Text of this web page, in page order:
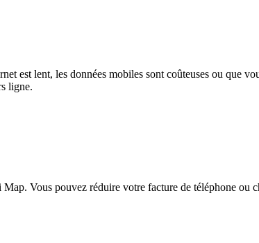
est lent, les données mobiles sont coûteuses ou que
ligne.
Vous pouvez réduire votre facture de téléphone ou